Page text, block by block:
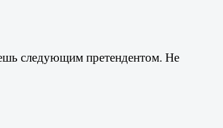
следующим претендентом. Не